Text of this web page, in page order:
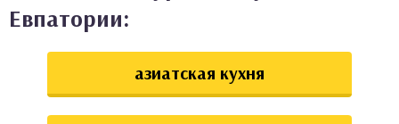
Евпатории:
азиатская кухня